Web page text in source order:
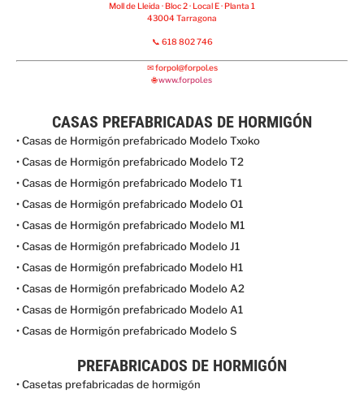
Moll de Lleida · Bloc 2 · Local E · Planta 1
43004 Tarragona
📞 618 802 746
✉forpol@forpol.es
🌐www.forpol.es
CASAS PREFABRICADAS DE HORMIGÓN
• Casas de Hormigón prefabricado Modelo Txoko
• Casas de Hormigón prefabricado Modelo T2
• Casas de Hormigón prefabricado Modelo T1
• Casas de Hormigón prefabricado Modelo O1
• Casas de Hormigón prefabricado Modelo M1
• Casas de Hormigón prefabricado Modelo J1
• Casas de Hormigón prefabricado Modelo H1
• Casas de Hormigón prefabricado Modelo A2
• Casas de Hormigón prefabricado Modelo A1
• Casas de Hormigón prefabricado Modelo S
PREFABRICADOS DE HORMIGÓN
• Casetas prefabricadas de hormigón